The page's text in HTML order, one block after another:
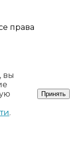
права
вы
.
Принять